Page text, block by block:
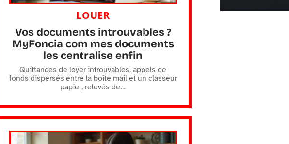
LOUER
Vos documents introuvables ?
MyFoncia com mes documents
les centralise enfin
Quittances de loyer introuvables, appels de
fonds dispersés entre la boîte mail et un classeur
papier, relevés de…